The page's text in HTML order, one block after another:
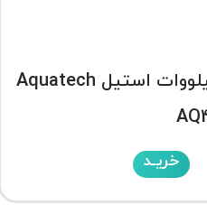
هیتر سونا خشک 4.5 کیلووات استیل Aquatech
خریـد